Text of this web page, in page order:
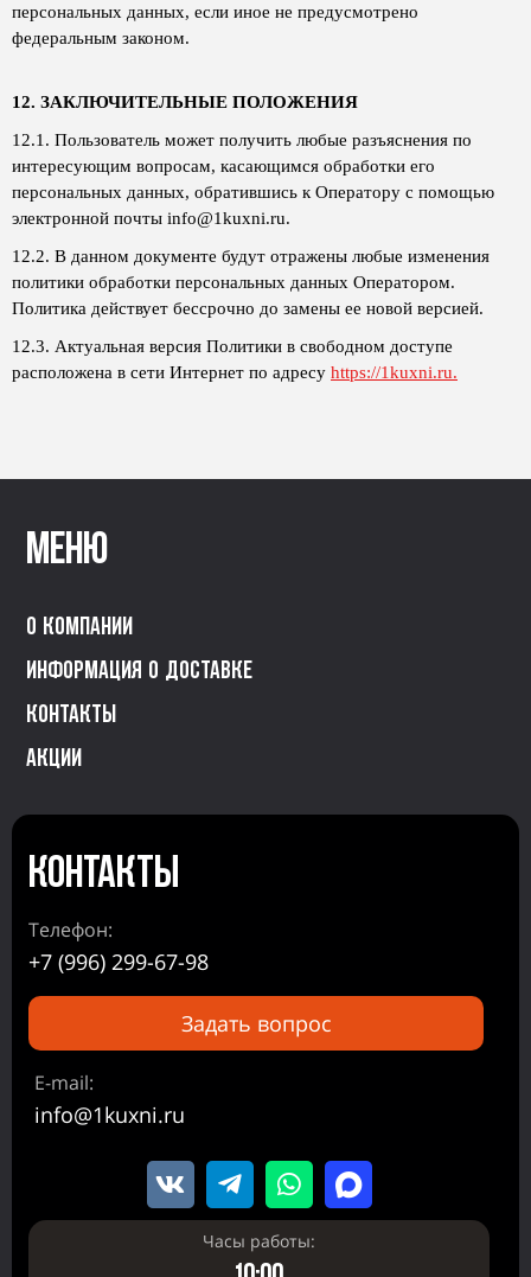
персональных данных, если иное не предусмотрено
федеральным законом.
12. ЗАКЛЮЧИТЕЛЬНЫЕ ПОЛОЖЕНИЯ
12.1. Пользователь может получить любые разъяснения по
интересующим вопросам, касающимся обработки его
персональных данных, обратившись к Оператору с помощью
электронной почты info@1kuxni.ru.
12.2. В данном документе будут отражены любые изменения
политики обработки персональных данных Оператором.
Политика действует бессрочно до замены ее новой версией.
12.3. Актуальная версия Политики в свободном доступе
расположена в сети Интернет по адресу https://1kuxni.ru.
Меню
О компании
Информация о доставке
Контакты
Акции
Контакты
Телефон:
+7 (996) 299-67-98
Задать вопрос
E-mail:
info@1kuxni.ru
Часы работы: